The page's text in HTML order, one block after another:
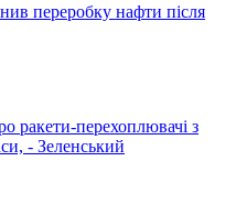
переробку нафти після
ракети-перехоплювачі з
- Зеленський